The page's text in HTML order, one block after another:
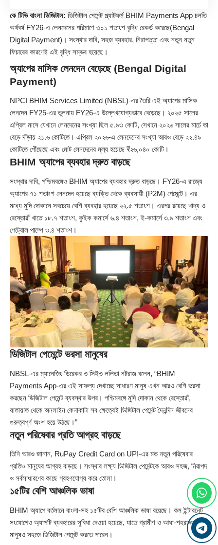
কে টিভি বাংলা ডিজিটাল: ডিজিটাল পেমেন্ট প্ল্যাটফর্ম BHIM Payments App চলতি
অর্থবর্ষ FY26-এ লেনদেনের পরিমাণে ৩০১ শতাংশ বৃদ্ধি রেকর্ড করেছে(Bengal
Digital Payment)। সংস্থার দাবি, সহজ ব্যবহার, নিরাপত্তা এবং নতুন নতুন
ফিচারের কারণেই এই বৃদ্ধি সম্ভব হয়েছে।
অ্যাপের মাসিক লেনদেন বেড়েছে (Bengal Digital
Payment)
NPCI BHIM Services Limited (NBSL)-এর তৈরি এই অ্যাপের মাসিক
লেনদেন FY25-এর তুলনায় FY26-এ উল্লেখযোগ্যভাবে বেড়েছে। ২০২৫ সালের
এপ্রিল মাসে যেখানে লেনদেনের সংখ্যা ছিল ৫.৯৩ কোটি, সেখানে ২০২৬ সালের মার্চে তা
বেড়ে দাঁড়ায় ২১.৬ কোটিতে। এপ্রিল ২০২৬-এ লেনদেনের সংখ্যা আরও বেড়ে ২২.৪৯
কোটিতে পৌঁছেছে এবং মোট লেনদেনের মূল্য হয়েছে ₹২৬,০৪০ কোটি।
BHIM অ্যাপের ব্যবহার দ্রুত বাড়ছে
সংস্থার দাবি, পশ্চিমবঙ্গেও BHIM অ্যাপের ব্যবহার দ্রুত বাড়ছে। FY26-এ রাজ্যে
অ্যাপের ৭১ শতাংশ লেনদেন হয়েছে ব্যক্তি থেকে ব্যবসায়ী (P2M) পেমেন্টে। এর
মধ্যে মুদি দোকানে সবচেয়ে বেশি ব্যবহার হয়েছে ২২.৫ শতাংশ। এরপর রয়েছে খাদ্য ও
রেস্তোরাঁ খাতে ১৮.৭ শতাংশ, কুইক কমার্সে ৬.৪ শতাংশ, ই-কমার্সে ৩.৯ শতাংশ এবং
পেট্রোল পাম্পে ৩.৪ শতাংশ।
ডিজিটাল পেমেন্টে ভরসা মানুষের
NBSL-এর ম্যানেজিং ডিরেকর ও সিইও ললিতা নটরাজ বলেন, “BHIM
Payments App-এর এই সাফল্য দেখাচ্ছে সাধারণ মানুষ এখন আরও বেশি ভরসা
করছেন ডিজিটাল পেমেন্ট ব্যবস্থার উপর। পশ্চিমবঙ্গে মুদি দোকান থেকে রেস্তোরাঁ,
যাতায়াত থেকে অনলাইন কেনাকাটা সব ক্ষেত্রেই ডিজিটাল পেমেন্ট দৈনন্দিন জীবনের
গুরুত্বপূর্ণ অংশ হয়ে উঠছে।”
নতুন পরিষেবার প্রতি আগ্রহ বাড়ছে
তিনি আরও জানান, RuPay Credit Card on UPI-এর মত নতুন পরিষেবার
প্রতিও মানুষের আগ্রহ বাড়ছে। সংস্থার লক্ষ্য ডিজিটাল পেমেন্টকে আরও সহজ, নিরাপদ
ও সর্বসাধারণের কাছে গ্রহণযোগ্য করে তোলা।
১৫টির বেশি আঞ্চলিক ভাষা
BHIM অ্যাপে বর্তমানে বাংলা-সহ ১৫টির বেশি আঞ্চলিক ভাষা রয়েছে। কম ইন্টারনেট
সংযোগেও অ্যাপটি ব্যবহারের সুবিধা দেওয়া হয়েছে, যাতে গ্রামীণ ও আধা-শহরাঞ্চলের
মানুষও সহজে ডিজিটাল পেমেন্ট করতে পারেন।